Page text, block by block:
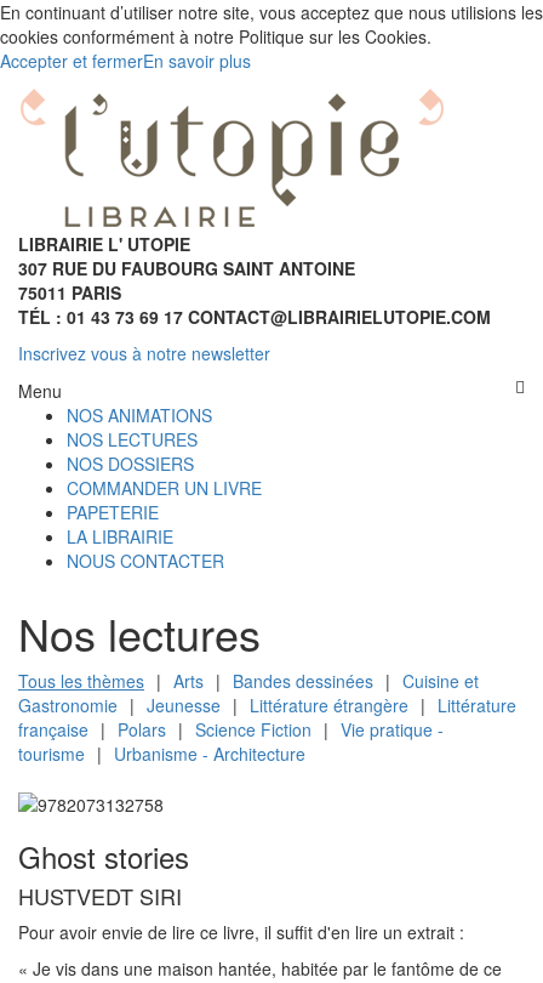
En continuant d’utiliser notre site, vous acceptez que nous utilisions les
cookies conformément à notre Politique sur les Cookies.
Accepter et fermerEn savoir plus
LIBRAIRIE L' UTOPIE
307 RUE DU FAUBOURG SAINT ANTOINE
75011 PARIS
TÉL : 01 43 73 69 17 CONTACT@LIBRAIRIELUTOPIE.COM
Inscrivez vous à notre newsletter
Menu
NOS ANIMATIONS
NOS LECTURES
NOS DOSSIERS
COMMANDER UN LIVRE
PAPETERIE
LA LIBRAIRIE
NOUS CONTACTER
Nos lectures
Tous les thèmes | Arts | Bandes dessinées | Cuisine et
Gastronomie | Jeunesse | Littérature étrangère | Littérature
française | Polars | Science Fiction | Vie pratique -
tourisme | Urbanisme - Architecture
Ghost stories
HUSTVEDT SIRI
Pour avoir envie de lire ce livre, il suffit d'en lire un extrait :
« Je vis dans une maison hantée, habitée par le fantôme de ce